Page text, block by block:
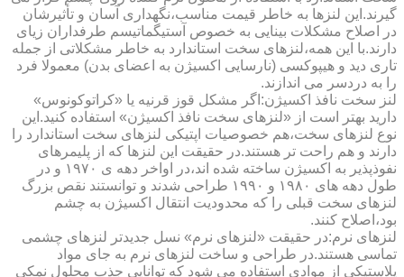
گیرند.این لنزها به خاطر قیمت مناسب،نگهداری آسان و تأثیرشان
در اصلاح مشکلات بینایی به خصوص آستیگماتیسم طرفداران زیای
دارند.با این همه،لنزهای سخت استاندارد به خاطر مشکلاتی از جمله
تاری دید و هیپوکسی (نارسایی اکسیژن به اعضای بدن) معمولا فرد
را به دردسر می اندازند.
لنز سخت نافذ اکسیژن:اگر مشکل قوز قرنیه یا «کراتوکونوس»
دارید بهتر است از «لنزهای سخت نافذ اکسیژن» استفاده کنید.این
نوع لنزهای سخت،هم خصوصیات اپتیکی لنزهای سخت استاندارد را
دارند و هم راحت تر هستند.در حقیقت این لنزها که از پلیمرهای
نفوذپذیر به اکسیژن ساخته شده اند،در اواخر دهه ی ۱۹۷۰ و در
طول دهه های ۱۹۸۰ و ۱۹۹۰ طراحی شدند و توانستند نقص بزرگ
لنزهای سخت قبلی را که محدودیت انتقال اکسیژن به چشم
بود،اصلاح کنند.
لنزهای نرم:در حقیقت «لنزهای نرم» نسل جدیدتر لنزهای چشمی
تماسی هستند.در طراحی و ساخت لنزهای نرم به جای مواد
پلاستیکی از موادی استفاده می شود که توانایی جذب محلول نمکی